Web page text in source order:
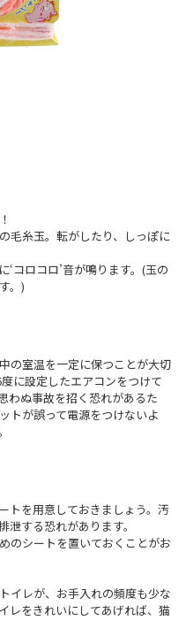
毛糸玉。転がしたり、しっぽに
‘コロコロ’音が鳴ります。(玉の
。)
の室温を一定に保つことが大切
に設定したエアコンをつけて
わぬ事故を招く恐れがあるた
トが誤って電源をつけないよ
トを用意しておきましょう。汚
する恐れがあります。
のシートを置いておくことがお
イレが、お手入れの頻度も少な
レをきれいにしてあげれば、猫